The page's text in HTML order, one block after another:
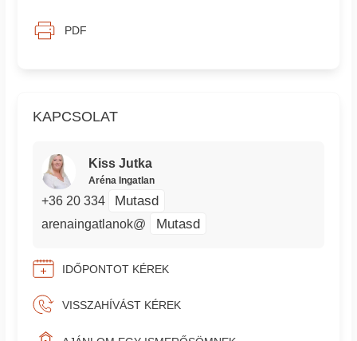
KAPCSOLAT
Kiss Jutka
Aréna Ingatlan
+36 20 334 Mutasd
arenaingatlanok@ Mutasd
IDŐPONTOT KÉREK
VISSZAHÍVÁST KÉREK
PDF